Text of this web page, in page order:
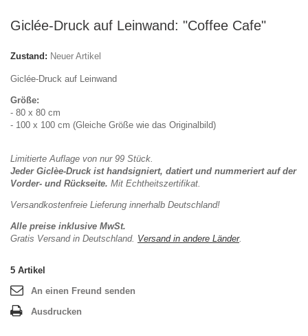
Giclée-Druck auf Leinwand: "Coffee Cafe"
Zustand: Neuer Artikel
Giclée-Druck auf Leinwand
Größe:
- 80 x 80 cm
- 100 x 100 cm (Gleiche Größe wie das Originalbild)
Limitierte Auflage von nur 99 Stück.
Jeder Giclèe-Druck ist handsigniert, datiert und nummeriert auf der
Vorder- und Rückseite. Mit Echtheitszertifikat.
Versandkostenfreie Lieferung innerhalb Deutschland!
Alle preise inklusive MwSt.
Gratis Versand in Deutschland. Versand in andere Länder.
5 Artikel
An einen Freund senden
Ausdrucken